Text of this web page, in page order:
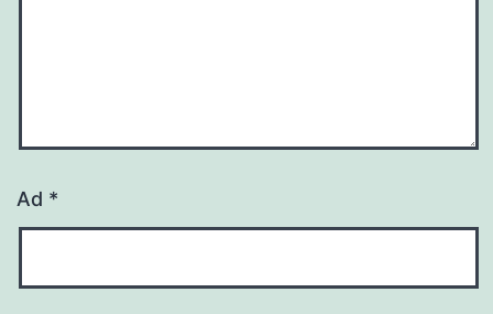
Ad *